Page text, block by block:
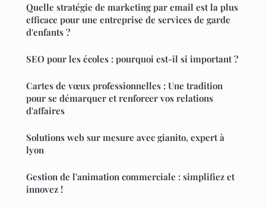
Quelle stratégie de marketing par email est la plus
efficace pour une entreprise de services de garde
d'enfants ?
SEO pour les écoles : pourquoi est-il si important ?
Cartes de vœux professionnelles : Une tradition
pour se démarquer et renforcer vos relations
d'affaires
Solutions web sur mesure avec gianito, expert à
lyon
Gestion de l'animation commerciale : simplifiez et
innovez !